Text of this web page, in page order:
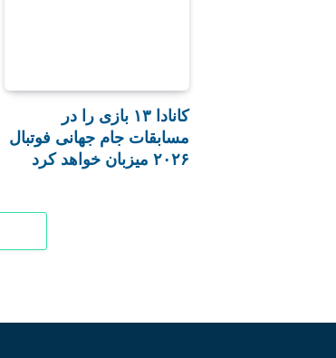
کانادا ۱۳ بازی را در
مسابقات جام جهانی فوتبال
۲۰۲۶ میزبان خواهد کرد